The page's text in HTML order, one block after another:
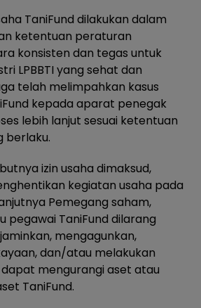
TaniFund dilakukan dalam
ketentuan peraturan
konsisten dan tegas untuk
LPBBTI yang sehat dan
telah melimpahkan kasus
kepada aparat penegak
lebih lanjut sesuai ketentuan
berlaku.
izin usaha dimaksud,
kegiatan usaha pada
Pemegang saham,
pegawai TaniFund dilarang
mengagunkan,
dan/atau melakukan
mengurangi aset atau
TaniFund.